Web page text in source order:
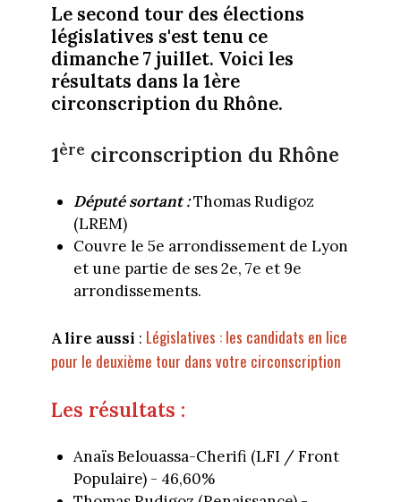
Le second tour des élections
législatives s'est tenu ce
dimanche 7 juillet. Voici les
résultats dans la 1ère
circonscription du Rhône.
1ère circonscription du Rhône
Député sortant :Thomas Rudigoz
(LREM)
Couvre le 5e arrondissement de Lyon
et une partie de ses 2e, 7e et 9e
arrondissements.
A lire aussi : Législatives : les candidats en lice
pour le deuxième tour dans votre circonscription
Les résultats :
Anaïs Belouassa-Cherifi (LFI / Front
Populaire) - 46,60%